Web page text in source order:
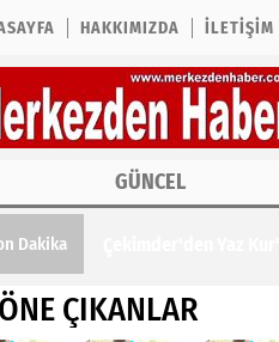
HAKKIMIZDA İLETIŞIM
GÜNCEL
Dakika
ÖNE ÇIKANLAR